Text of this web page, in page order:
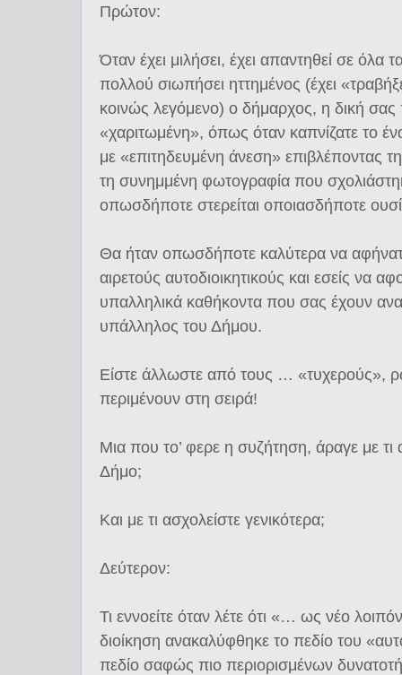
Πρώτον:
Όταν έχει μιλήσει, έχει απαντηθεί σε όλα
πολλού σιωπήσει ηττημένος (έχει
κοινώς λεγόμενο) ο δήμαρχος, η δική σας
«χαριτωμένη», όπως όταν καπνίζατε το
με «επιτηδευμένη άνεση» επιβλέποντας
τη συνημμένη φωτογραφία που
οπωσδήποτε στερείται οποιασδήποτε
Θα ήταν οπωσδήποτε καλύτερα να
αιρετούς αυτοδιοικητικούς και εσείς να
υπαλληλικά καθήκοντα που σας έχουν
υπάλληλος του Δήμου.
Είστε άλλωστε από τους … «τυχερούς»,
περιμένουν στη σειρά!
Μια που το’ φερε η συζήτηση, άραγε με τι
Δήμο;
Και με τι ασχολείστε γενικότερα;
Δεύτερον:
Τι εννοείτε όταν λέτε ότι «… ως νέο
διοίκηση ανακαλύφθηκε το πεδίο του
πεδίο σαφώς πιο περιορισμένων